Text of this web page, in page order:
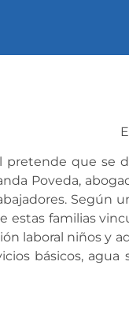
pretende que se
Poveda,
Según
estas familias
laboral niños y
básicos, agua